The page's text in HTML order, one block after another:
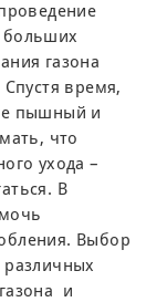
больших
газона
время,
пышный и
что
ухода –
В
Выбор
различных
и